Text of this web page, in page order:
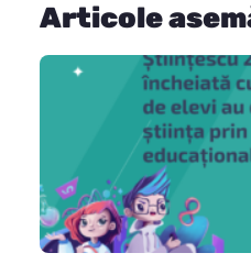
Articole